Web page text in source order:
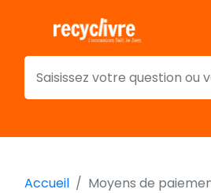
Accueil Moyens de